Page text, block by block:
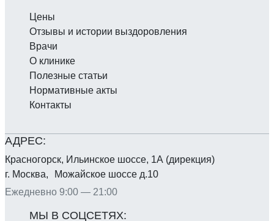
Красногорск, Ильинское шоссе, 1А (дирекция)
г. Москва, Можайское шоссе д.10
Ежедневно 9:00 — 21:00
Цены
Отзывы и истории выздоровления
Врачи
О клинике
Полезные статьи
Нормативные акты
Контакты